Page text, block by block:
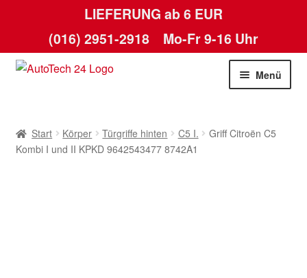
LIEFERUNG ab 6 EUR
(016) 2951-2918 Mo-Fr 9-16 Uhr
Zur
Zum
Menü
AGB
Start Körper Türgriffe hinten C5 I.
Griff Citroën C5
Kombi I und II KPKD 9642543477 8742A1